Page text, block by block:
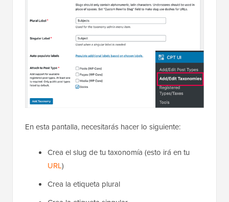
En esta pantalla, necesitarás hacer lo siguiente:
Crea el slug de tu taxonomía (esto irá en tu
URL)
Crea la etiqueta plural